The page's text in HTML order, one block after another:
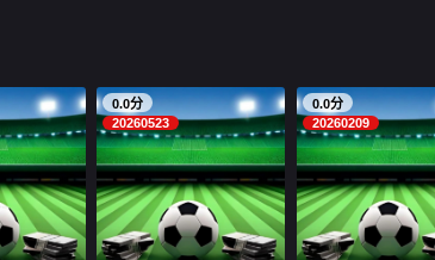
0.0分
20260523
0.0分
20260209